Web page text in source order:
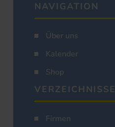
NAVIGATION
Über uns
Kalender
Shop
VERZEICHNISSE
Firmen